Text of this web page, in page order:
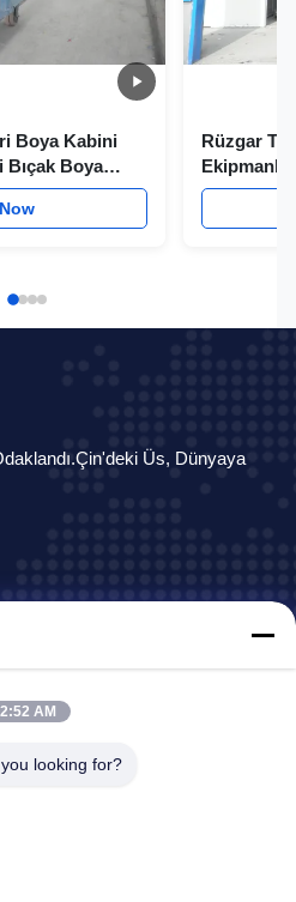
Boya Kabini
Boya
Rüzgar
Enerjisi
Üs, Dünyaya
2:52 AM
looking for?